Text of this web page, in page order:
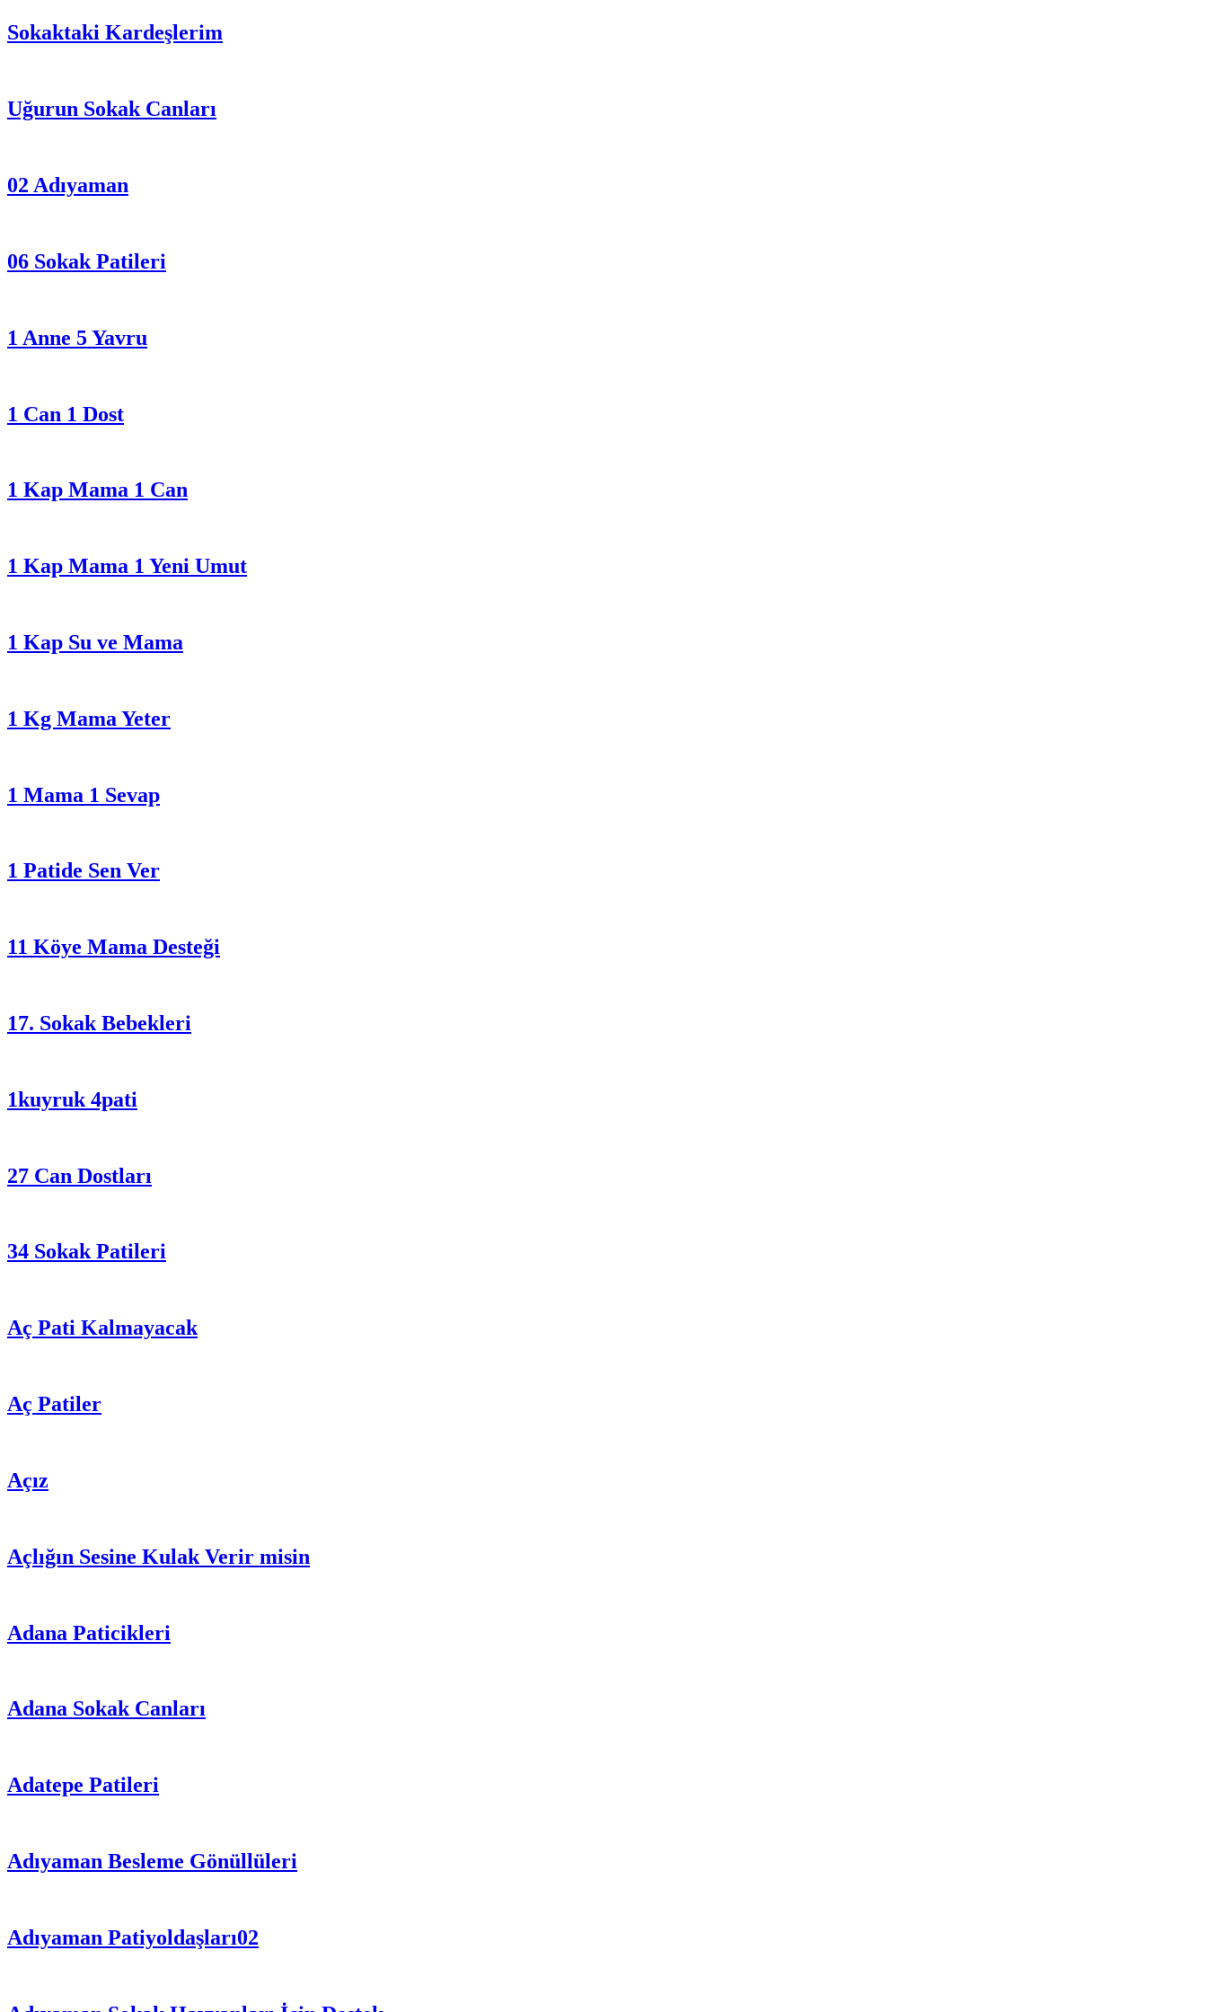
Sokaktaki Kardeşlerim
Uğurun Sokak Canları
02 Adıyaman
06 Sokak Patileri
1 Anne 5 Yavru
1 Can 1 Dost
1 Kap Mama 1 Can
1 Kap Mama 1 Yeni Umut
1 Kap Su ve Mama
1 Kg Mama Yeter
1 Mama 1 Sevap
1 Patide Sen Ver
11 Köye Mama Desteği
17. Sokak Bebekleri
1kuyruk 4pati
27 Can Dostları
34 Sokak Patileri
Aç Pati Kalmayacak
Aç Patiler
Açız
Açlığın Sesine Kulak Verir misin
Adana Paticikleri
Adana Sokak Canları
Adatepe Patileri
Adıyaman Besleme Gönüllüleri
Adıyaman Patiyoldaşları02